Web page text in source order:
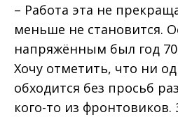
– Работа эта не
меньше не становится.
напряжённым был год
Хочу отметить, что ни
обходится без просьб
кого-то из фронтовиков.